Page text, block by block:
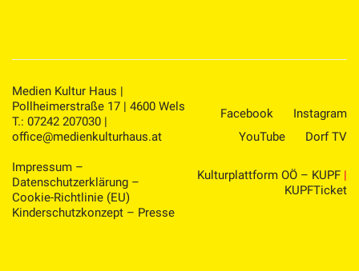
Facebook
Instagram
YouTube
Dorf TV
Kulturplattform OÖ – KUPF |
KUPFTicket
Medien Kultur Haus |
Pollheimerstraße 17 | 4600 Wels
T.: 07242 207030 |
office@medienkulturhaus.at
Impressum –
Datenschutzerklärung –
Cookie-Richtlinie (EU)
Kinderschutzkonzept – Presse